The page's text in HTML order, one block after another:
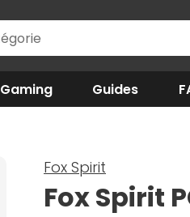
Gaming Guides
Fox Spirit
Fox Spirit